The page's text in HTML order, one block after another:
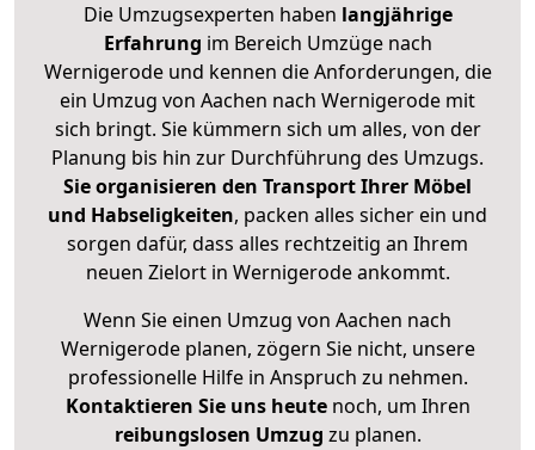
Die Umzugsexperten haben langjährige
Erfahrung im Bereich Umzüge nach
Wernigerode und kennen die Anforderungen, die
ein Umzug von Aachen nach Wernigerode mit
sich bringt. Sie kümmern sich um alles, von der
Planung bis hin zur Durchführung des Umzugs.
Sie organisieren den Transport Ihrer Möbel
und Habseligkeiten, packen alles sicher ein und
sorgen dafür, dass alles rechtzeitig an Ihrem
neuen Zielort in Wernigerode ankommt.
Wenn Sie einen Umzug von Aachen nach
Wernigerode planen, zögern Sie nicht, unsere
professionelle Hilfe in Anspruch zu nehmen.
Kontaktieren Sie uns heutenoch, um Ihren
reibungslosen Umzug zu planen.